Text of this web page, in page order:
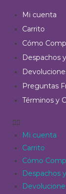
Mi cuenta
Carrito
Cómo
Despachos
Preguntas
Términos y
Mi cuenta
Carrito
Cómo
Despachos